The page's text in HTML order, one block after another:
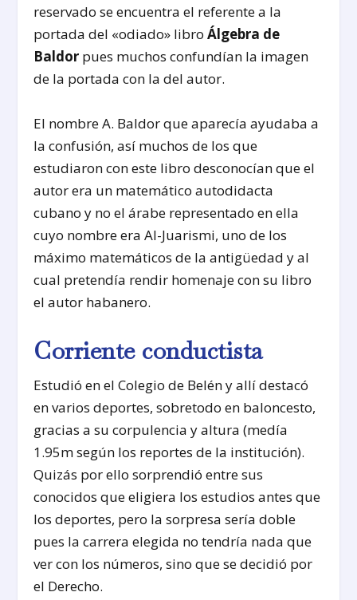
reservado se encuentra el referente a la
portada del «odiado» libroÁlgebra de
Baldor pues muchos confundían la imagen
de la portada con la del autor.
El nombre A. Baldor que aparecía ayudaba a
la confusión, así muchos de los que
estudiaron con este libro desconocían que el
autor era un matemático autodidacta
cubano y no el árabe representado en ella
cuyo nombre era Al-Juarismi, uno de los
máximo matemáticos de la antigüedad y al
cual pretendía rendir homenaje con su libro
el autor habanero.
Corriente conductista
Estudió en el Colegio de Belén y allí destacó
en varios deportes, sobretodo en baloncesto,
gracias a su corpulencia y altura (medía
1.95m según los reportes de la institución).
Quizás por ello sorprendió entre sus
conocidos que eligiera los estudios antes que
los deportes, pero la sorpresa sería doble
pues la carrera elegida no tendría nada que
ver con los números, sino que se decidió por
el Derecho.